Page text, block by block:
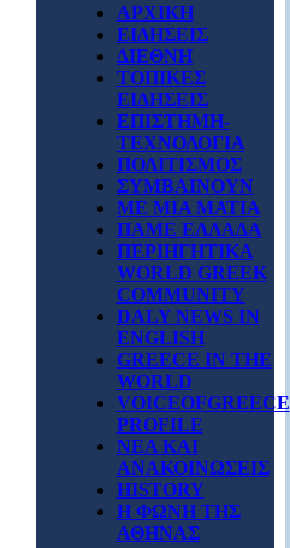
ΑΡΧΙΚΗ
ΕΙΔΗΣΕΙΣ
ΔΙΕΘΝΗ
ΤΟΠΙΚΕΣ
ΕΙΔΗΣΕΙΣ
ΕΠΙΣΤΗΜΗ-
ΤΕΧΝΟΛΟΓΙΑ
ΠΟΛΙΤΙΣΜΟΣ
ΣΥΜΒΑΙΝΟΥΝ
ΜΕ ΜΙΑ ΜΑΤΙΑ
ΠΑΜΕ ΕΛΛΑΔΑ
ΠΕΡΙΗΓΗΤΙΚΑ
WORLD GREEK
COMMUNITY
DALY NEWS IN
ENGLISH
GREECE IN THE
WORLD
VOICEOFGREECE
PROFILE
ΝΕΑ ΚΑΙ
ΑΝΑΚΟΙΝΩΣΕΙΣ
HISTORY
Η ΦΩΝΗ ΤΗΣ
ΑΘΗΝΑΣ